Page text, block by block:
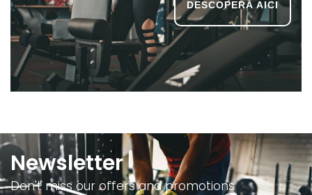
Newsletter
Don't miss our offers and promotions